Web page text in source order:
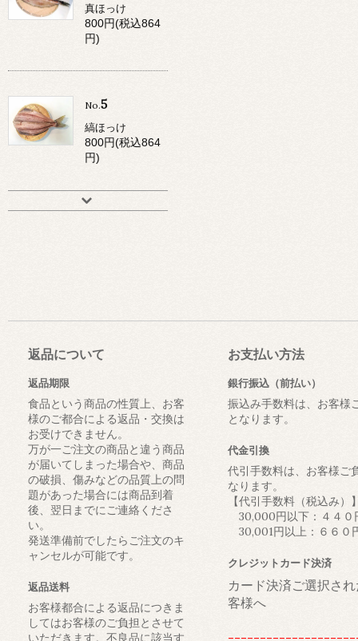
真ほっけ
800円(税込864
円)
No.5
縞ほっけ
800円(税込864
円)
返品について
返品期限
食品という商品の性質上、お客
様のご都合による返品・交換は
お受けできません。
万が一ご注文の商品と違う商品
が届いてしまった場合や、商品
の破損、傷みなどの品質上の問
題があった場合には商品到着
後、翌日までにご連絡くださ
い。
発送準備前でしたらご注文のキ
ャンセルが可能です。
返品送料
お客様都合による返品につきま
してはお客様のご負担とさせて
いただきます。不良品に該当す
お支払い方法
銀行振込（前払い）
振込み手数料は、お客様
となります。
代金引換
代引手数料は、お客様ご
なります。
【代引手数料（税込み）
30,000円以下：４４０
30,001円以上：６６０
クレジットカード決済
カード決済ご選択さ
客様へ